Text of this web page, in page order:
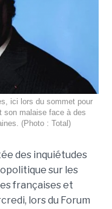
ici lors du sommet pour
son malaise face à des
(Photo : Total)
des inquiétudes
sur les
françaises et
lors du Forum